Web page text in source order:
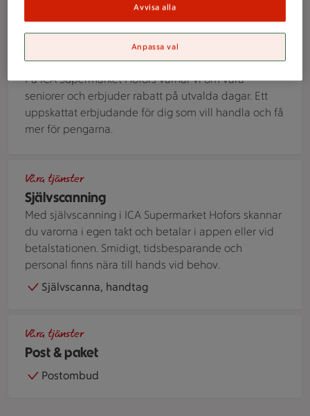
Två äldre personer står vid en kundvagn i en mataffär och
Seniorrabatt
På ICA Supermarket Hofors värnar vi om våra
seniorer och erbjuder rabatt på utvalda dagar. Ett
uppskattat erbjudande för dig som vill handla och få
mer för pengarna.
Självscanning
Våra tjänster
Med självscanning i ICA Supermarket Hofors skannar
du varorna i egen takt och betalar i appen eller vid
betalstationen. Smidigt, tidsbesparande och
personal finns nära till hands vid behov.
Självscanna, handtag
Post & paket
Våra tjänster
Postombud
Avvisa alla
Anpassa val